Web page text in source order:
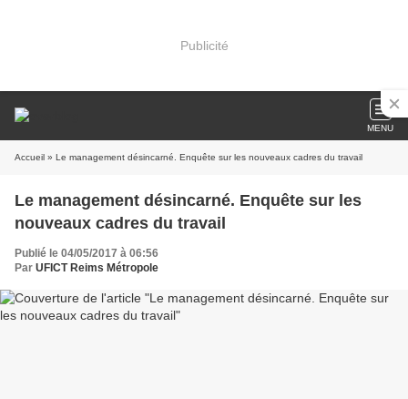
Publicité
MENU
Accueil » Le management désincarné. Enquête sur les nouveaux cadres du travail
Le management désincarné. Enquête sur les
nouveaux cadres du travail
Publié le 04/05/2017 à 06:56
Par UFICT Reims Métropole